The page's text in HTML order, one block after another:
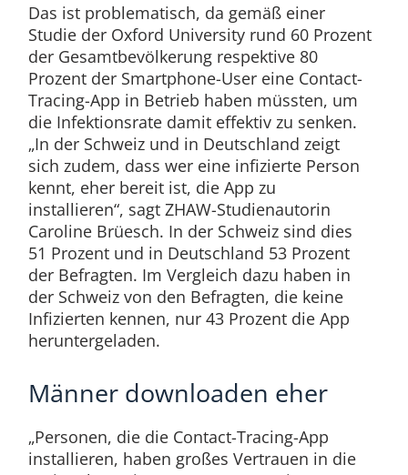
Das ist problematisch, da gemäß einer
Studie der Oxford University rund 60 Prozent
der Gesamtbevölkerung respektive 80
Prozent der Smartphone-User eine Contact-
Tracing-App in Betrieb haben müssten, um
die Infektionsrate damit effektiv zu senken.
„In der Schweiz und in Deutschland zeigt
sich zudem, dass wer eine infizierte Person
kennt, eher bereit ist, die App zu
installieren“, sagt ZHAW-Studienautorin
Caroline Brüesch. In der Schweiz sind dies
51 Prozent und in Deutschland 53 Prozent
der Befragten. Im Vergleich dazu haben in
der Schweiz von den Befragten, die keine
Infizierten kennen, nur 43 Prozent die App
heruntergeladen.
Männer downloaden eher
„Personen, die die Contact-Tracing-App
installieren, haben großes Vertrauen in die